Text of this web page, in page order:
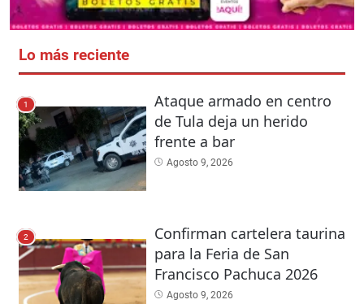
Lo más reciente
1
Ataque armado en centro
de Tula deja un herido
frente a bar
Agosto 9, 2026
2
Confirman cartelera taurina
para la Feria de San
Francisco Pachuca 2026
Agosto 9, 2026